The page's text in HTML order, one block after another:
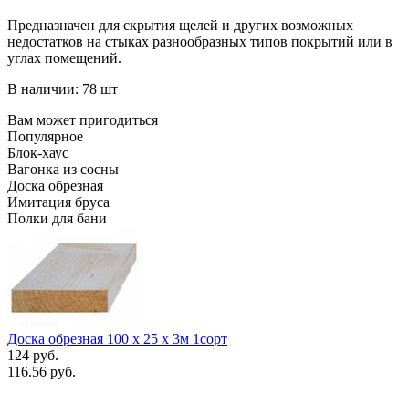
Предназначен для скрытия щелей и других возможных
недостатков на стыках разнообразных типов покрытий или в
углах помещений.
В наличии: 78 шт
Вам может пригодиться
Популярное
Блок-хаус
Вагонка из сосны
Доска обрезная
Имитация бруса
Полки для бани
Доска обрезная 100 х 25 х 3м 1сорт
124 руб.
116.56 руб.